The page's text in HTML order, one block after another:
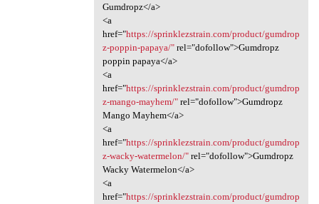
Gumdropz</a>
<a
href="https://sprinklezstrain.com/product/gumdrop
z-poppin-papaya/"rel="dofollow">Gumdropz
poppin papaya</a>
<a
href="https://sprinklezstrain.com/product/gumdrop
z-mango-mayhem/"rel="dofollow">Gumdropz
Mango Mayhem</a>
<a
href="https://sprinklezstrain.com/product/gumdrop
z-wacky-watermelon/"rel="dofollow">Gumdropz
Wacky Watermelon</a>
<a
href="https://sprinklezstrain.com/product/gumdrop